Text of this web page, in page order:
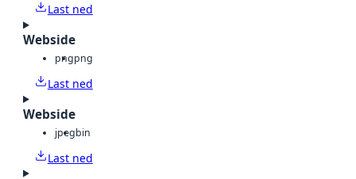
Last ned
Webside
pngpng
Last ned
Webside
jpegbin
Last ned